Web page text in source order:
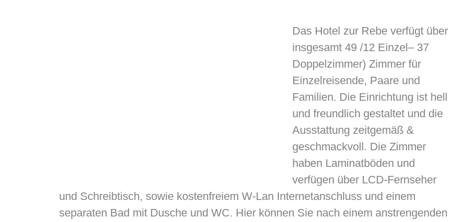
Das Hotel zur Rebe verfügt über
insgesamt 49 /12 Einzel– 37
Doppelzimmer) Zimmer für
Einzelreisende, Paare und
Familien. Die Einrichtung ist hell
und freundlich gestaltet und die
Ausstattung zeitgemäß &
geschmackvoll. Die Zimmer
haben Laminatböden und
verfügen über LCD-Fernseher
und Schreibtisch, sowie kostenfreiem W-Lan Internetanschluss und einem
separaten Bad mit Dusche und WC. Hier können Sie nach einem anstrengenden